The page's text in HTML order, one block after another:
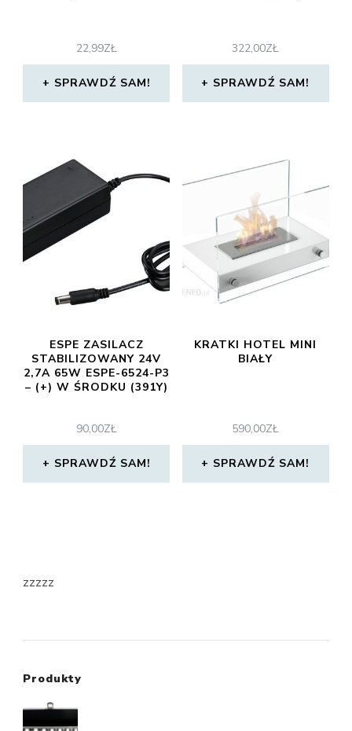
22,99ZŁ
SPRAWDŹ SAM!
322,00ZŁ
SPRAWDŹ SAM!
ESPE ZASILACZ
STABILIZOWANY 24V
2,7A 65W ESPE-6524-P3
– (+) W ŚRODKU (391Y)
90,00ZŁ
SPRAWDŹ SAM!
KRATKI HOTEL MINI
BIAŁY
590,00ZŁ
SPRAWDŹ SAM!
zzzzz
Produkty